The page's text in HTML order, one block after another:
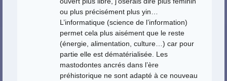
ou plus précisément plus yin…
L’informatique (science de l’information)
permet cela plus aisément que le reste
(énergie, alimentation, culture…) car pour
partie elle est dématérialisée. Les
mastodontes ancrés dans l’ère
préhistorique ne sont adapté à ce nouveau